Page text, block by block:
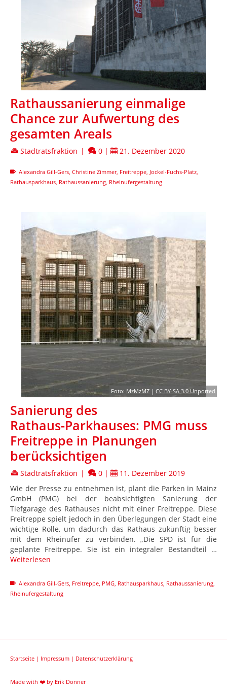
Rathaussanierung einmalige
Chance zur Aufwertung des
gesamten Areals
Stadtratsfraktion | 0 | 21. Dezember 2020
Alexandra Gill-Gers Christine Zimmer, Freitreppe Jockel-Fuchs-Platz
Rathausparkhaus Rathaussanierung Rheinufergestaltung
Foto: MzMzMZ |CC BY-SA 3.0 Unported
Sanierung des
Rathaus-Parkhauses: PMG muss
Freitreppe in Planungen
berücksichtigen
Stadtratsfraktion | 0 |
11. Dezember 2019
Wie der Presse zu entnehmen ist, plant die Parken in Mainz
GmbH (PMG) bei der beabsichtigten Sanierung der
Tiefgarage des Rathauses nicht mit einer Freitreppe. Diese
Freitreppe spielt jedoch in den Überlegungen der Stadt eine
wichtige Rolle, um dadurch das Rathaus zukünftig besser
mit dem Rheinufer zu verbinden. „Die SPD ist für die
geplante Freitreppe. Sie ist ein integraler Bestandteil …
Weiterlesen
Alexandra Gill-Gers Freitreppe PMG Rathausparkhaus Rathaussanierung
Rheinufergestaltung
Startseite | Impressum | Datenschutzerklärung
Made with ❤️ by Erik Donner